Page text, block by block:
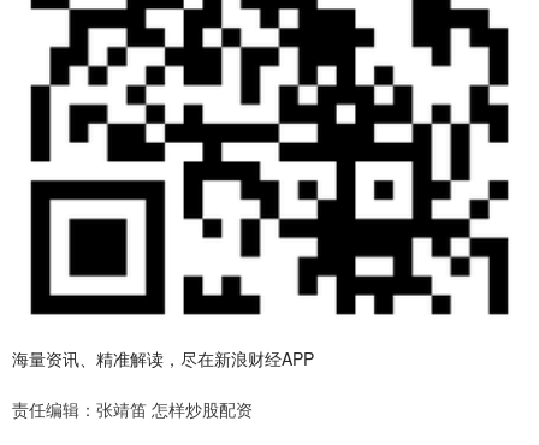
海量资讯、精准解读，尽在新浪财经APP
责任编辑：张靖笛 怎样炒股配资